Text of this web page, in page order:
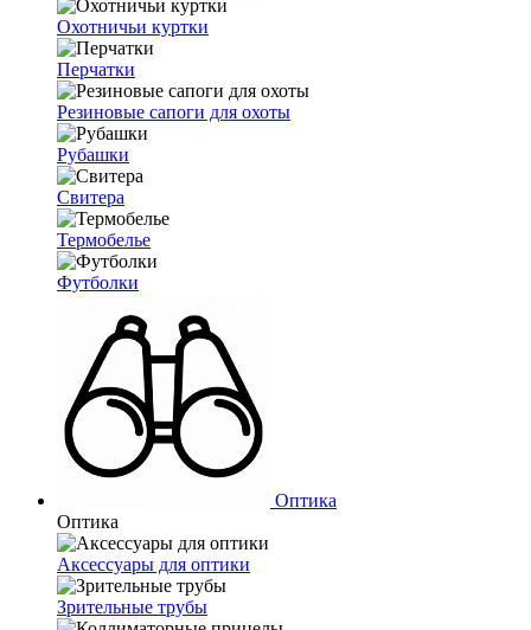
Охотничьи куртки
Перчатки
Резиновые сапоги для охоты
Рубашки
Свитера
Термобелье
Футболки
Оптика
Оптика
Аксессуары для оптики
Зрительные трубы